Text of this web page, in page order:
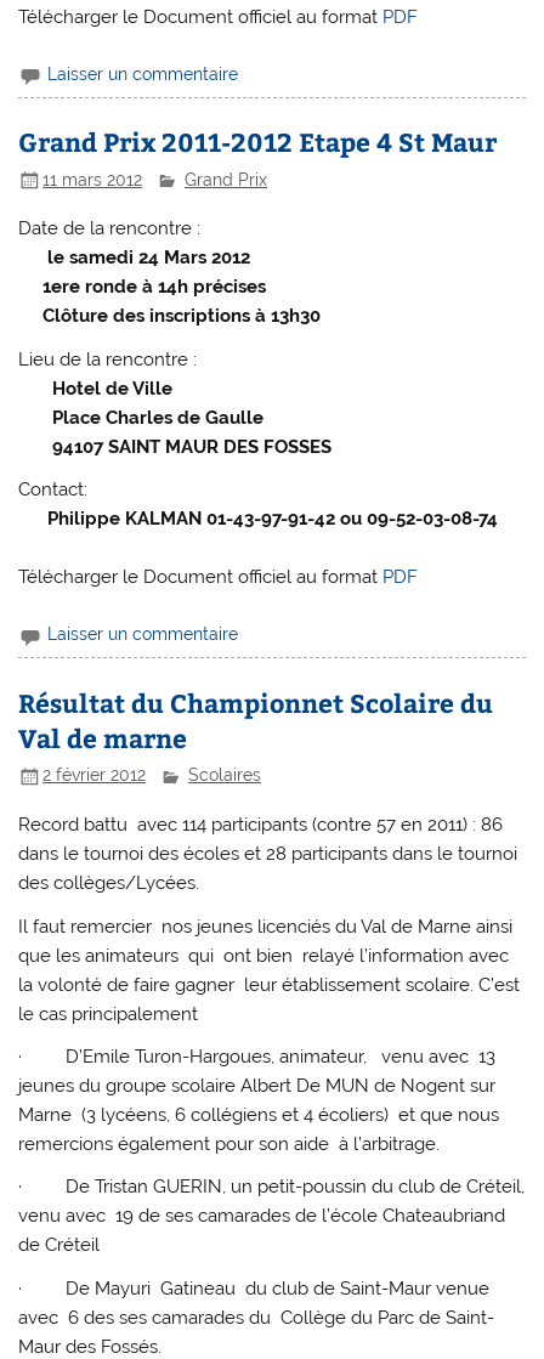
Télécharger le Document officiel au format PDF
Laisser un commentaire
Grand Prix 2011-2012 Etape 4 St Maur
11 mars 2012 Grand Prix
Date de la rencontre :
le samedi 24 Mars 2012
1ere ronde à 14h précises
Clôture des inscriptions à 13h30
Lieu de la rencontre :
Hotel de Ville
Place Charles de Gaulle
94107 SAINT MAUR DES FOSSES
Contact:
Philippe KALMAN 01-43-97-91-42 ou 09-52-03-08-74
Télécharger le Document officiel au format PDF
Laisser un commentaire
Résultat du Championnet Scolaire du
Val de marne
2 février 2012 Scolaires
Record battu avec 114 participants (contre 57 en 2011) : 86
dans le tournoi des écoles et 28 participants dans le tournoi
des collèges/Lycées.
Il faut remercier nos jeunes licenciés du Val de Marne ainsi
que les animateurs qui ont bien relayé l’information avec
la volonté de faire gagner leur établissement scolaire. C’est
le cas principalement
· D’Emile Turon-Hargoues, animateur, venu avec 13
jeunes du groupe scolaire Albert De MUN de Nogent sur
Marne (3 lycéens, 6 collégiens et 4 écoliers) et que nous
remercions également pour son aide à l’arbitrage.
· De Tristan GUERIN, un petit-poussin du club de Créteil,
venu avec 19 de ses camarades de l’école Chateaubriand
de Créteil
· De Mayuri Gatineau du club de Saint-Maur venue
avec 6 des ses camarades du Collège du Parc de Saint-
Maur des Fossés.